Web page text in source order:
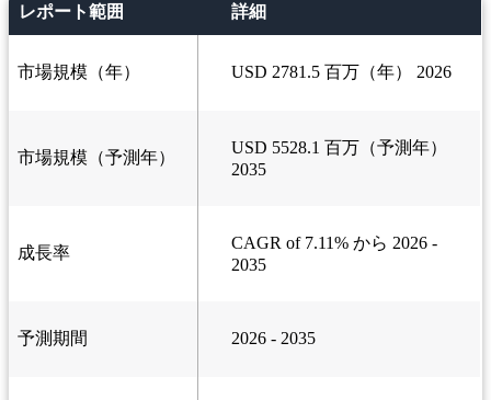
レポート範囲 詳細
市場規模（年） USD 2781.5 百万（年） 2026
市場規模（予測年）
USD 5528.1 百万（予測年）
2035
成長率
CAGR of 7.11% から 2026 -
2035
予測期間 2026 - 2035